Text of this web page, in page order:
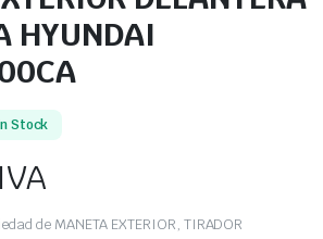
HYUNDAI
Stock
de MANETA EXTERIOR, TIRADOR